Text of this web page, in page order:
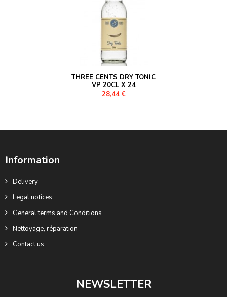
THREE CENTS DRY TONIC
VP 20CL X 24
28,44 €
Information
Delivery
Legal notices
General terms and Conditions
Nettoyage, réparation
Contact us
NEWSLETTER